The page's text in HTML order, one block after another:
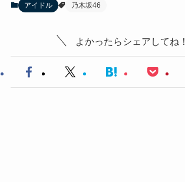
アイドル 乃木坂46
よかったらシェアしてね！